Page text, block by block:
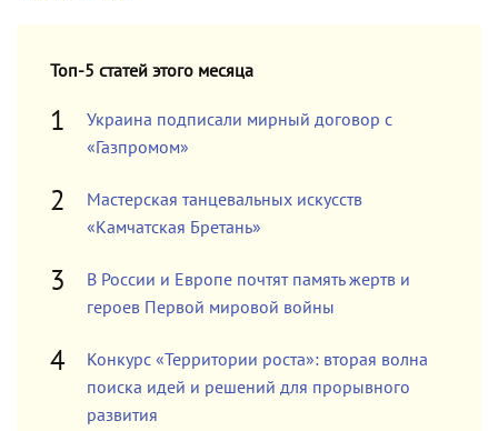
Топ-5 статей этого месяца
Украина подписали мирный договор с
«Газпромом»
Мастерская танцевальных искусств
«Камчатская Бретань»
В России и Европе почтят память жертв и
героев Первой мировой войны
Конкурс «Территории роста»: вторая волна
поиска идей и решений для прорывного
развития